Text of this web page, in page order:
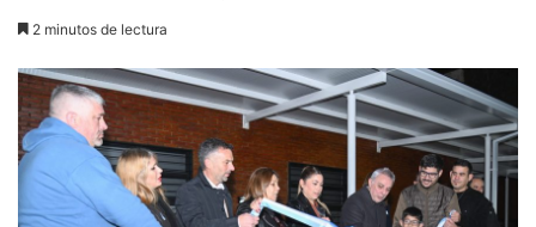
2 minutos de lectura